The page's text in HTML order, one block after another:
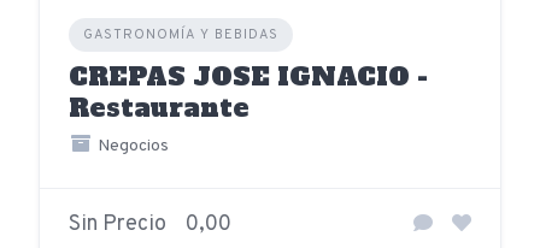
GASTRONOMÍA Y BEBIDAS
CREPAS JOSE IGNACIO -
Restaurante
Negocios
Sin Precio 0,00